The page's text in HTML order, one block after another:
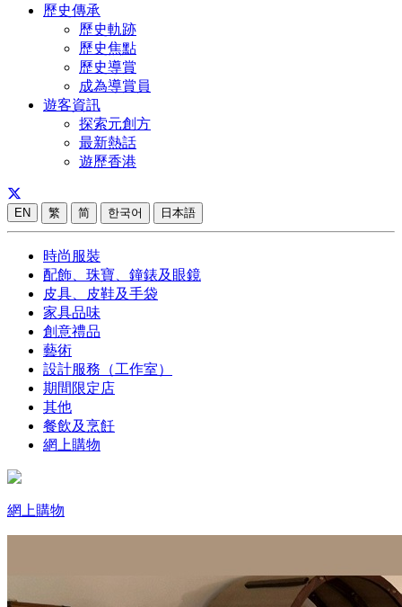
歷史傳承
歷史軌跡
歷史焦點
歷史導賞
成為導賞員
遊客資訊
探索元創方
最新熱話
遊歷香港
EN 繁 简 한국어 日本語
時尚服裝
配飾、珠寶、鐘錶及眼鏡
皮具、皮鞋及手袋
家具品味
創意禮品
藝術
設計服務（工作室）
期間限定店
其他
餐飲及烹飪
網上購物
網上購物